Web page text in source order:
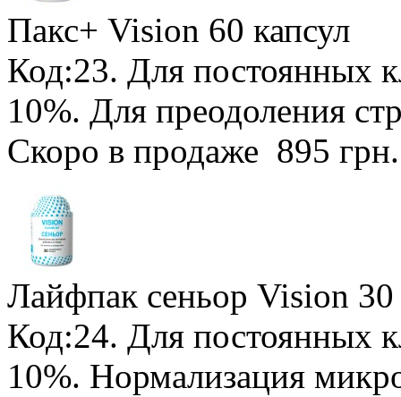
Пакс+ Vision 60 капсул
Код:23. Для постоянных
10%. Для преодоления
Скоро в продаже 895
Лайфпак сеньор Vision 30
Код:24. Для постоянных
10%. Нормализация